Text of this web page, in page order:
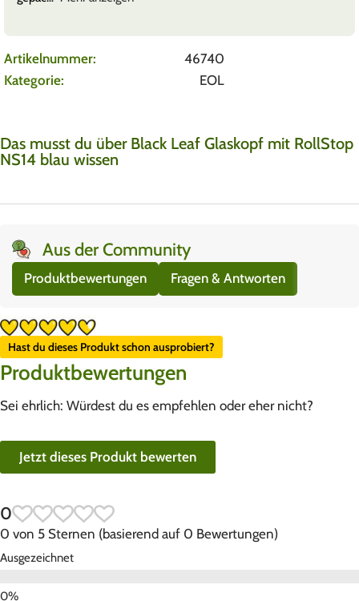
Artikelnummer:
46740
Kategorie:
EOL
Das musst du über Black Leaf Glaskopf mit RollStop
NS14 blau wissen
Aus der Community
Produktbewertungen Fragen & Antworten
Hast du dieses Produkt schon ausprobiert?
Produktbewertungen
Sei ehrlich: Würdest du es empfehlen oder eher nicht?
Jetzt dieses Produkt bewerten
0
0 von 5 Sternen (basierend auf 0 Bewertungen)
Ausgezeichnet